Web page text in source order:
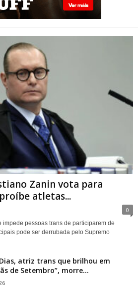
STF: Ministro Cristiano Zanin
vota para derrubar lei que
proíbe atletas transgênero
em competições de Londrina
Zanin vota para
atletas...
0
impede pessoas trans de participarem de
pode ser derrubada pelo Supremo
atriz trans que brilhou em
de Setembro”, morre...